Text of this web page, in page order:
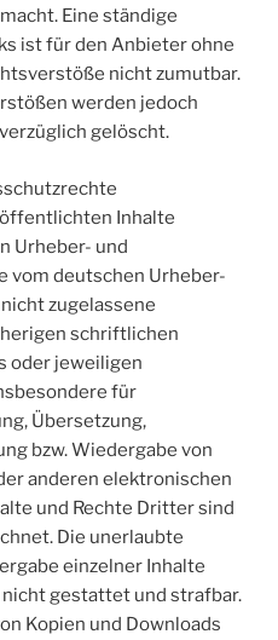
Eine ständige
ist für den Anbieter ohne
nicht zumutbar.
werden jedoch
gelöscht.
Inhalte
Urheber- und
vom deutschen Urheber-
zugelassene
schriftlichen
oder jeweiligen
für
Übersetzung,
bzw. Wiedergabe von
anderen elektronischen
und Rechte Dritter sind
Die unerlaubte
einzelner Inhalte
gestattet und strafbar.
Kopien und Downloads